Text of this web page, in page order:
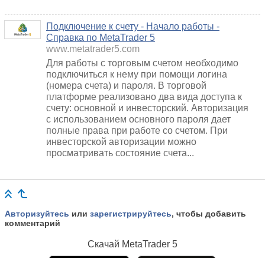
Подключение к счету - Начало работы -
Справка по MetaTrader 5
www.metatrader5.com
Для работы с торговым счетом необходимо
подключиться к нему при помощи логина
(номера счета) и пароля. В торговой
платформе реализовано два вида доступа к
счету: основной и инвесторский. Авторизация
с использованием основного пароля дает
полные права при работе со счетом. При
инвесторской авторизации можно
просматривать состояние счета...
Авторизуйтесь или зарегистрируйтесь, чтобы добавить
комментарий
Скачай MetaTrader 5